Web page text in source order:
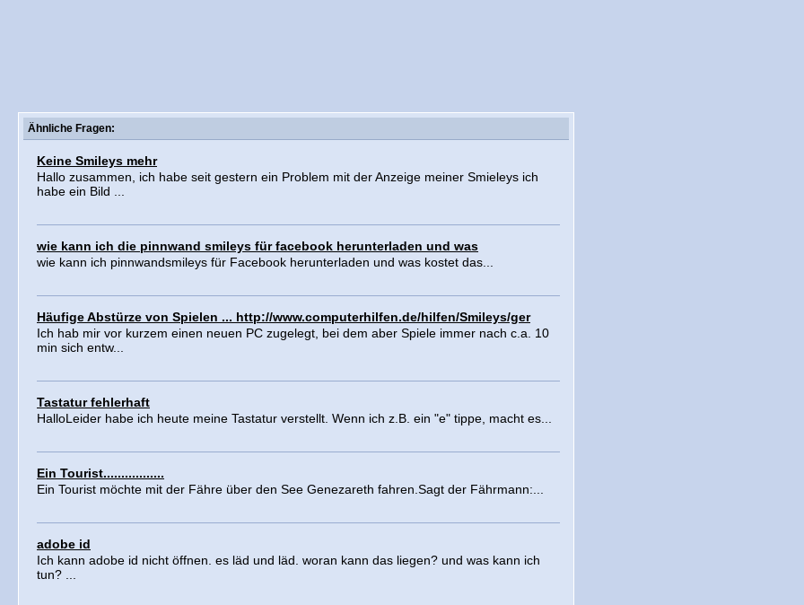
Ähnliche Fragen:
Keine Smileys mehr
Hallo zusammen, ich habe seit gestern ein Problem mit der Anzeige meiner Smieleys ich
habe ein Bild ...
wie kann ich die pinnwand smileys für facebook herunterladen und was
wie kann ich pinnwandsmileys für Facebook herunterladen und was kostet das...
Häufige Abstürze von Spielen ... http://www.computerhilfen.de/hilfen/Smileys/ger
Ich hab mir vor kurzem einen neuen PC zugelegt, bei dem aber Spiele immer nach c.a. 10
min sich entw...
Tastatur fehlerhaft
HalloLeider habe ich heute meine Tastatur verstellt. Wenn ich z.B. ein "e" tippe, macht es...
Ein Tourist.................
Ein Tourist möchte mit der Fähre über den See Genezareth fahren.Sagt der Fährmann:...
adobe id
Ich kann adobe id nicht öffnen. es läd und läd. woran kann das liegen? und was kann ich
tun? ...